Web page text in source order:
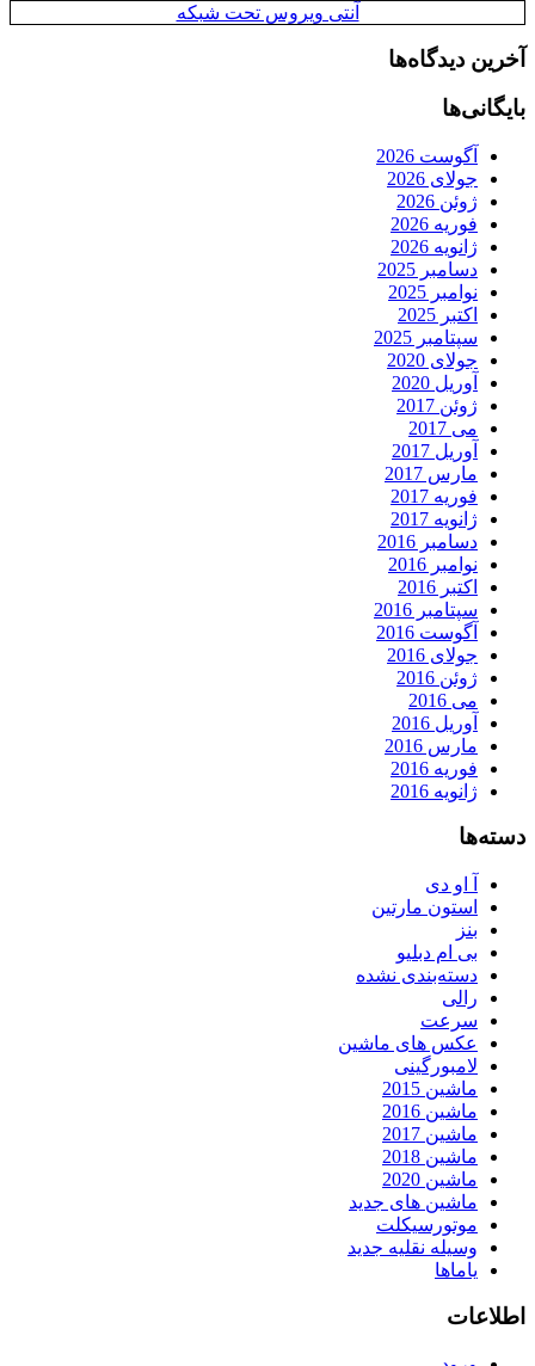
آنتی ویروس تحت شبکه
آخرین دیدگاه‌ها
بایگانی‌ها
آگوست 2026
جولای 2026
ژوئن 2026
فوریه 2026
ژانویه 2026
دسامبر 2025
نوامبر 2025
اکتبر 2025
سپتامبر 2025
جولای 2020
آوریل 2020
ژوئن 2017
می 2017
آوریل 2017
مارس 2017
فوریه 2017
ژانویه 2017
دسامبر 2016
نوامبر 2016
اکتبر 2016
سپتامبر 2016
آگوست 2016
جولای 2016
ژوئن 2016
می 2016
آوریل 2016
مارس 2016
فوریه 2016
ژانویه 2016
دسته‌ها
آ او دی
استون مارتین
بنز
بی ام دبلیو
دسته‌بندی نشده
رالی
سرعت
عکس های ماشین
لامبورگینی
ماشین 2015
ماشین 2016
ماشین 2017
ماشین 2018
ماشین 2020
ماشین های جدید
موتورسیکلت
وسیله نقلیه جدید
یاماها
اطلاعات